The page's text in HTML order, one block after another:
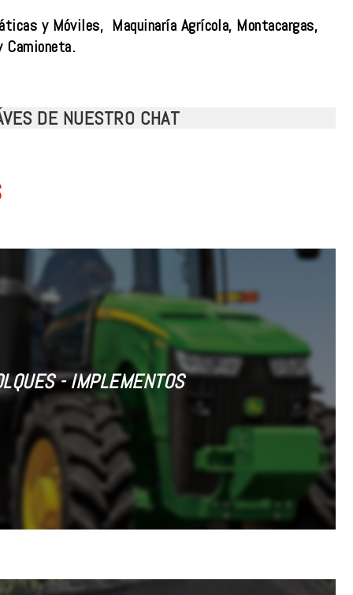
y Móviles, Maquinaría Agrícola, Montacargas,
Camioneta.
DE NUESTRO CHAT
- IMPLEMENTOS